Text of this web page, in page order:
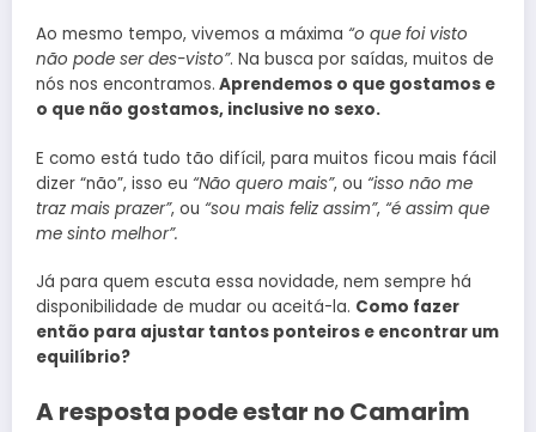
Ao mesmo tempo, vivemos a máxima “o que foi visto
não pode ser des-visto”. Na busca por saídas, muitos de
nós nos encontramos. Aprendemos o que gostamos e
o que não gostamos, inclusive no sexo.
E como está tudo tão difícil, para muitos ficou mais fácil
dizer “não”, isso eu “Não quero mais”, ou “isso não me
traz mais prazer”, ou “sou mais feliz assim”, “é assim que
me sinto melhor”.
Já para quem escuta essa novidade, nem sempre há
disponibilidade de mudar ou aceitá-la. Como fazer
então para ajustar tantos ponteiros e encontrar um
equilíbrio?
A resposta pode estar no Camarim